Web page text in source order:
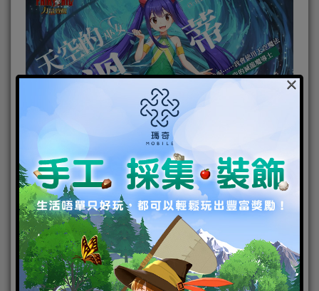
普攻技能：【治癒】溫蒂雙手向下施法，為我方血量
最低一人恢復生命。
怒攻技能：【恢復之風】治療我方血量最低兩人，其
血量低於一定比例，治療量增加。
艾爾莎．史卡雷特CV:大原沙耶香
×